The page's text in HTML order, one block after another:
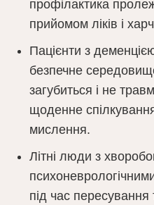
профілактика
прийомом ліків і
Пацієнти з
безпечне
загубиться і не
щоденне
мислення.
Літні люди з
під час